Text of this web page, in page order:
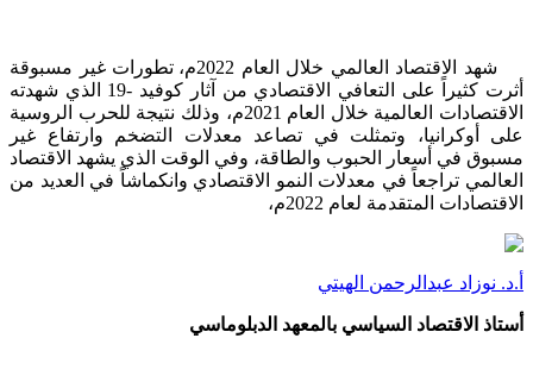
شهد الاقتصاد العالمي خلال العام 2022م، تطورات غير مسبوقة
أثرت كثيراً على التعافي الاقتصادي من آثار كوفيد -19 الذي شهدته
الاقتصادات العالمية خلال العام 2021م، وذلك نتيجة للحرب الروسية
على أوكرانيا، وتمثلت في تصاعد معدلات التضخم وارتفاع غير
مسبوق في أسعار الحبوب والطاقة، وفي الوقت الذي يشهد الاقتصاد
العالمي تراجعاً في معدلات النمو الاقتصادي وانكماشاً في العديد من
الاقتصادات المتقدمة لعام 2022م،
أ.د. نوزاد عبدالرحمن الهيتي
أستاذ الاقتصاد السياسي بالمعهد الدبلوماسي